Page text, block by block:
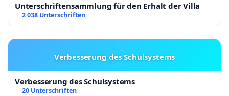
Unterschriftensammlung für den Erhalt der Villa
2 038 Unterschriften
Verbesserung des Schulsystems
Verbesserung des Schulsystems
20 Unterschriften